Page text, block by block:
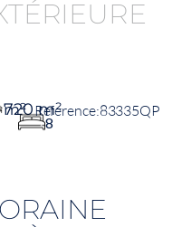
m²
720 m²
8
83335QP